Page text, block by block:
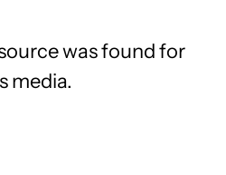
was found for
media.